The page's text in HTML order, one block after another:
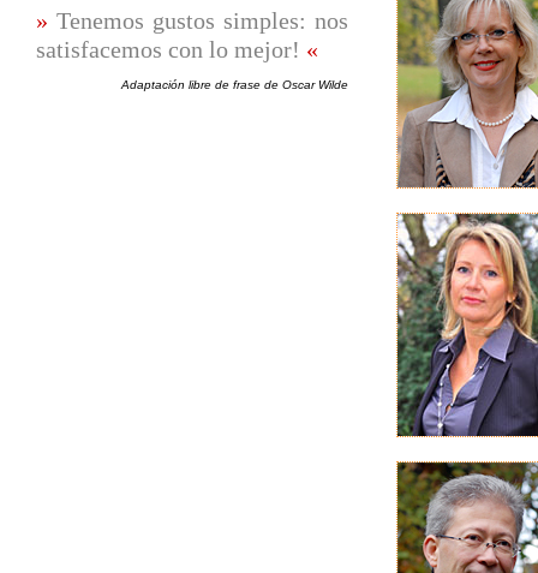
Tenemos gustos simples: nos
satisfacemos con lo mejor!
Adaptación libre de frase de Oscar Wilde